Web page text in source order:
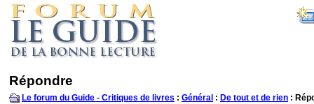
Répondre
Le forum du Guide - Critiques de livres : Général : De tout et de rien :